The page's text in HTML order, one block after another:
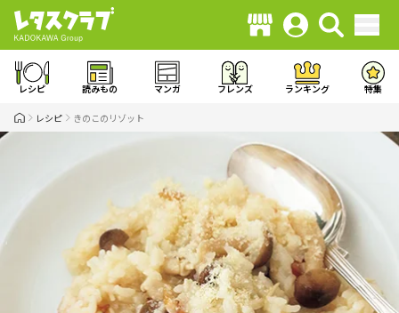
レシピ 読みもの マンガ フレンズ ランキング 特集
レシピ きのこのリゾット